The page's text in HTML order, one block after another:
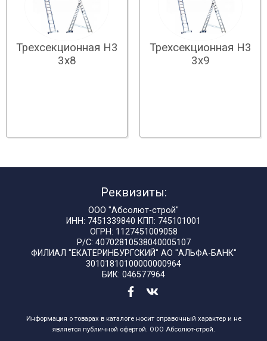
Трехсекционная Н3
3х8
Трехсекционная Н3
3х9
Реквизиты:
ООО "Абсолют-строй"
ИНН: 7451339840 КПП: 745101001
ОГРН: 1127451009058
Р/С: 40702810538040005107
ФИЛИАЛ "ЕКАТЕРИНБУРГСКИЙ" АО "АЛЬФА-БАНК"
30101810100000000964
БИК: 046577964
Информация о товарах в каталоге носит справочный характер и не
является публичной офертой. ООО Абсолют-строй.